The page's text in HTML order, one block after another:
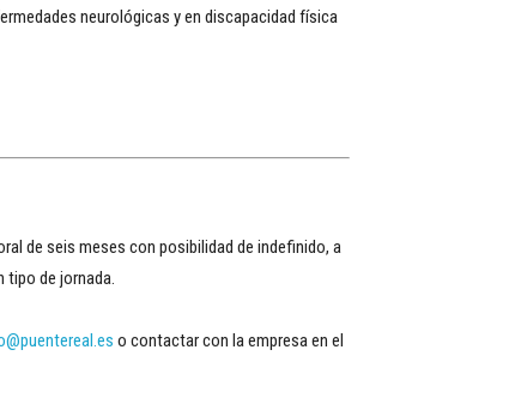
neurológicas y en discapacidad física
de seis meses con posibilidad de indefinido, a
de jornada.
o contactar con la empresa en el